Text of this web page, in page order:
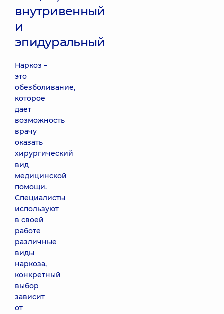
внутривенный
и
эпидуральный
Наркоз –
это
обезболивание,
которое
дает
возможность
врачу
оказать
хирургический
вид
медицинской
помощи.
Специалисты
используют
в своей
работе
различные
виды
наркоза,
конкретный
выбор
зависит
от